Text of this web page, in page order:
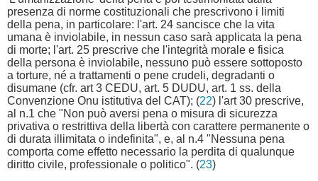
presenza di norme costituzionali che prescrivono i limiti
della pena, in particolare: l'art. 24 sancisce che la vita
umana è inviolabile, in nessun caso sarà applicata la pena
di morte; l'art. 25 prescrive che l'integrità morale e fisica
della persona è inviolabile, nessuno può essere sottoposto
a torture, né a trattamenti o pene crudeli, degradanti o
disumane (cfr. art 3 CEDU, art. 5 DUDU, art. 1 ss. della
Convenzione Onu istitutiva del CAT); (22) l'art 30 prescrive,
al n.1 che "Non può aversi pena o misura di sicurezza
privativa o restrittiva della libertà con carattere permanente o
di durata illimitata o indefinita", e, al n.4 "Nessuna pena
comporta come effetto necessario la perdita di qualunque
diritto civile, professionale o politico". (23)